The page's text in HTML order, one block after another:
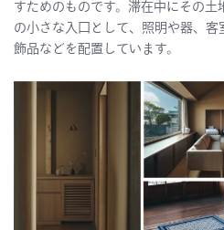
すためのものです。滞在中にその土
の小さな入口として、照明や器、
飾品などを配置しています。